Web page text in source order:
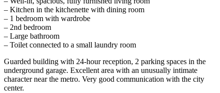
– Kitchen in the kitchenette with dining room
– 1 bedroom with wardrobe
– 2nd bedroom
– Large bathroom
– Toilet connected to a small laundry room
Guarded building with 24-hour reception, 2 parking spaces in the
underground garage. Excellent area with an unusually intimate
character near the metro. Very good communication with the city
center.